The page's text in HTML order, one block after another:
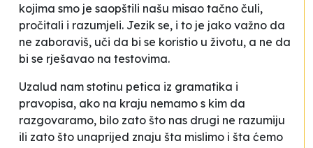
kojima smo je saopštili našu misao tačno čuli,
pročitali i razumjeli. Jezik se, i to je jako važno da
ne zaboraviš, uči da bi se koristio u životu, a ne da
bi se rješavao na testovima.
Uzalud nam stotinu petica iz gramatika i
pravopisa, ako na kraju nemamo s kim da
razgovaramo, bilo zato što nas drugi ne razumiju
ili zato što unaprijed znaju šta mislimo i šta ćemo